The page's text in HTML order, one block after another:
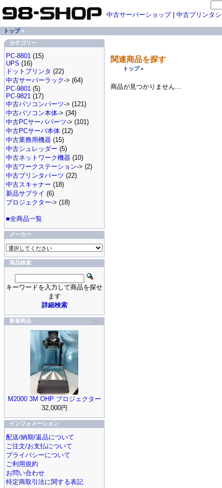
関連商品を探す
トップ»
商品が見つかりません...
中古サーバーショップ| 中古プリンタ
トップ»
カテゴリー
PC-8801 (15)
UPS (16)
ドットプリンタ (22)
中古サーバーラック-> (64)
PC-9801 (5)
PC-9821 (17)
中古パソコンパーツ-> (121)
中古パソコン本体-> (34)
中古PCサーバパーツ-> (101)
中古PCサーバ本体 (12)
中古業務用機器 (15)
中古シュレッダー (5)
中古ネットワーク機器 (10)
中古ワークステーション-> (2)
中古プリンタパーツ (22)
中古スキャナー (18)
新品サプライ (6)
プロジェクター-> (18)
■全商品一覧
メーカー
商品検索
キーワードを入力して商品を探せ
ます
詳細検索
新着商品
M2000 3M OHP プロジェクター
32,000円
インフォメーション
配送/納期/返品について
ご注文/お支払について
プライバシーについて
ご利用規約
お問い合わせ
特定商取引法に関する表記